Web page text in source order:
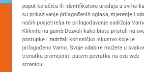
© Copyright 2022. All Rights Reserved
DEVELOPMENT
Desing by: ONE.easy
poput kolačića ili identifikatora uređaja u svrhe
su prikazivanje prilagođenih oglasa, mjerenje i
naših posjetitelja te prilagođavanje sadržaja
Kliknite na gumb Dozvoli kako biste pristali na
postupke i zadržali korisničko iskustvo koje je
prilagođeno Vama. Svoje odabire možete u
trenutku promijeniti putem povratka na ovu web
stranicu.